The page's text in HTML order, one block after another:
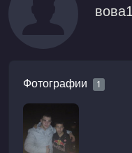
Фотографии 1